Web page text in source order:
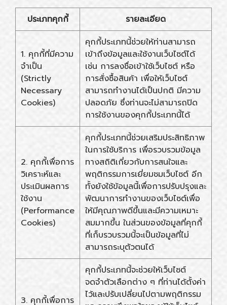
ประเภทคุกกี้ รายละเอียด
1. คุกกี้ที่มีความ
จำเป็น
(Strictly
Necessary
Cookies)
คุกกี้ประเภทนี้ช่วยให้ท่านสามารถ
เข้าถึงข้อมูลและใช้งานเว็บไซต์ได้
เช่น การลงชื่อเข้าใช้เว็บไซต์ หรือ
การสั่งซื้อสินค้า เพื่อให้เว็บไซต์
สามารถทำงานได้เป็นปกติ มีความ
ปลอดภัย ซึ่งท่านจะไม่สามารถปิด
การใช้งานของคุกกี้ประเภทนี้ได้
2. คุกกี้เพื่อการ
วิเคราะห์และ
ประเมินผลการ
ใช้งาน
(Performance
Cookies)
คุกกี้ประเภทนี้ช่วยเสริมประสิทธิภาพ
ในการใช้บริการ เพื่อรวบรวมข้อมูล
ทางสถิติเกี่ยวกับการสนใจและ
พฤติกรรมการเยี่ยมชมเว็บไซต์ อีก
ทั้งยังใช้ข้อมูลนี้เพื่อการปรับปรุงและ
พัฒนาการทำงานของเว็บไซต์เพื่อ
ให้มีคุณภาพดีขึ้นและมีความเหมาะ
สมมากขึ้น ในส่วนของข้อมูลที่คุกกี้
ที่เก็บรวบรวมนี้จะเป็นข้อมูลที่ไม่
สามารถระบุตัวตนได้
3. คุกกี้เพื่อการ
คุกกี้ประเภทนี้จะช่วยให้เว็บไซต์
จดจำตัวเลือกต่าง ๆ ที่ท่านได้ตั้งค่า
ไว้และปรับเปลี่ยนไปตามพฤติกรรม